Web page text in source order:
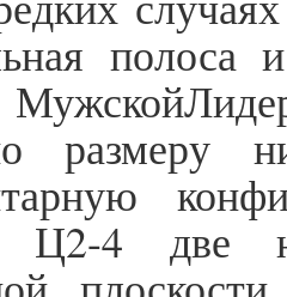
полоса
размеру
Ц2-4 две